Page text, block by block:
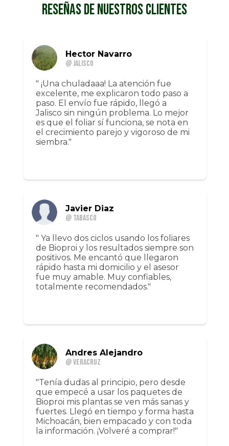
RESEÑAS DE NUESTROS CLIENTES
Hector Navarro
@ Jalisco
" ¡Una chuladaaa! La atención fue
excelente, me explicaron todo paso a
paso. El envío fue rápido, llegó a
Jalisco sin ningún problema. Lo mejor
es que el foliar sí funciona, se nota en
el crecimiento parejo y vigoroso de mi
siembra."
Javier Diaz
@ Tabasco
" Ya llevo dos ciclos usando los foliares
de Bioproi y los resultados siempre son
positivos. Me encantó que llegaron
rápido hasta mi domicilio y el asesor
fue muy amable. Muy confiables,
totalmente recomendados."
Andres Alejandro
@ Veracruz
"Tenía dudas al principio, pero desde
que empecé a usar los paquetes de
Bioproi mis plantas se ven más sanas y
fuertes. Llegó en tiempo y forma hasta
Michoacán, bien empacado y con toda
la información. ¡Volveré a comprar!"